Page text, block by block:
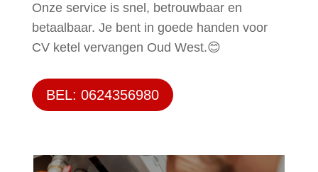
Onze service is snel, betrouwbaar en
betaalbaar. Je bent in goede handen voor
CV ketel vervangen Oud West.😊
BEL: 0624356980